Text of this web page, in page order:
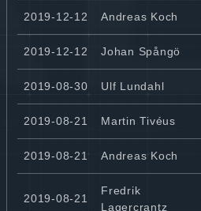
2019-12-12 Andreas Koch
2019-12-12 Johan Spångö
2019-08-30 Ulf Lundahl
2019-08-21 Martin Tivéus
2019-08-21 Andreas Koch
2019-08-21
Fredrik
Lagercrantz